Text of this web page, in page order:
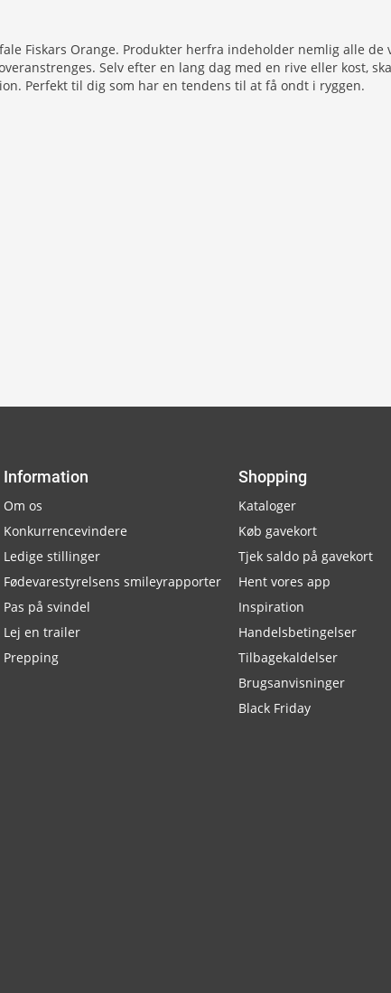
Fiskars Orange. Produkter herfra indeholder nemlig alle
Selv efter en lang dag med en rive eller kost,
Perfekt til dig som har en tendens til at få ondt i ryggen.
Information
Om os
Konkurrencevindere
Ledige stillinger
Fødevarestyrelsens smileyrapporter
Pas på svindel
Lej en trailer
Prepping
Shopping
Kataloger
Køb gavekort
Tjek saldo på gavekort
Hent vores app
Inspiration
Handelsbetingelser
Tilbagekaldelser
Brugsanvisninger
Black Friday